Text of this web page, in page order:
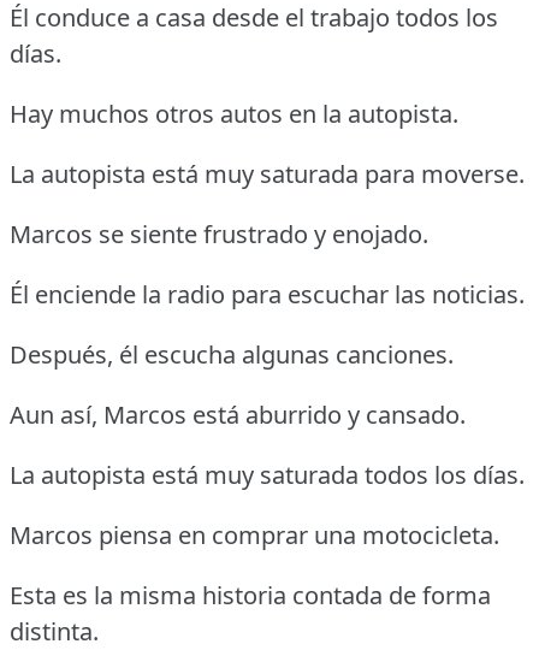
Él conduce a casa desde el trabajo todos los
días.
Hay muchos otros autos en la autopista.
La autopista está muy saturada para moverse.
Marcos se siente frustrado y enojado.
Él enciende la radio para escuchar las noticias.
Después, él escucha algunas canciones.
Aun así, Marcos está aburrido y cansado.
La autopista está muy saturada todos los días.
Marcos piensa en comprar una motocicleta.
Esta es la misma historia contada de forma
distinta.